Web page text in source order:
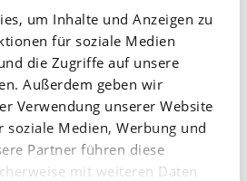
um Inhalte und Anzeigen zu
für soziale Medien
die Zugriffe auf unsere
Außerdem geben wir
Verwendung unserer Website
soziale Medien, Werbung und
Partner führen diese
mit weiteren Daten
lassen sich die beiden
Bor und Mangan
empfohlene Aufwandmenge
pro Hektar. Steht nach der
ohnehin eine weitere
an, bietet sich eine